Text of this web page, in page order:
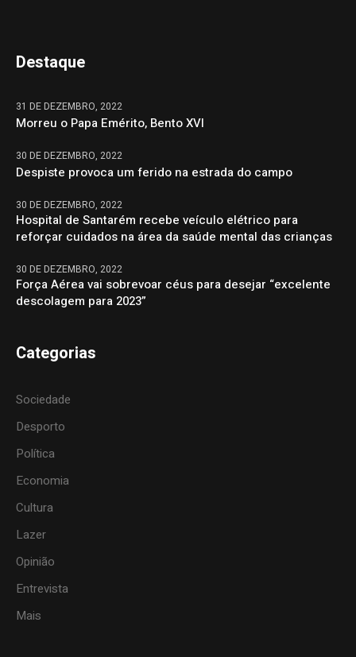
Destaque
31 DE DEZEMBRO, 2022
Morreu o Papa Emérito, Bento XVI
30 DE DEZEMBRO, 2022
Despiste provoca um ferido na estrada do campo
30 DE DEZEMBRO, 2022
Hospital de Santarém recebe veículo elétrico para
reforçar cuidados na área da saúde mental das crianças
30 DE DEZEMBRO, 2022
Força Aérea vai sobrevoar céus para desejar “excelente
descolagem para 2023”
Categorias
Sociedade
Desporto
Política
Economia
Cultura
Lazer
Opinião
Entrevista
Mais